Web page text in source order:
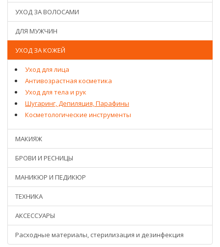
УХОД ЗА ВОЛОСАМИ
ДЛЯ МУЖЧИН
УХОД ЗА КОЖЕЙ
Уход для лица
Антивозрастная косметика
Уход для тела и рук
Шугаринг, Депиляция, Парафины
Косметологические инструменты
МАКИЯЖ
БРОВИ И РЕСНИЦЫ
МАНИКЮР И ПЕДИКЮР
ТЕХНИКА
АКСЕССУАРЫ
Расходные материалы, стерилизация и дезинфекция